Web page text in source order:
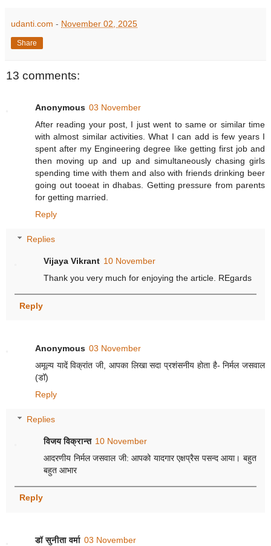
udanti.com - November 02, 2025
Share
13 comments:
Anonymous 03 November
After reading your post, I just went to same or similar time
with almost similar activities. What I can add is few years I
spent after my Engineering degree like getting first job and
then moving up and up and simultaneously chasing girls
spending time with them and also with friends drinking beer
going out tooeat in dhabas. Getting pressure from parents
for getting married.
Reply
Replies
Vijaya Vikrant 10 November
Thank you very much for enjoying the article. REgards
Reply
Anonymous 03 November
अमूल्य यादें विक्रांत जी, आपका लिखा सदा प्रशंसनीय होता है- निर्मल जसवाल
(डॉ)
Reply
Replies
विजय विक्रान्त 10 November
आदरणीय निर्मल जसवाल जी: आपको यादगार एक्षप्रैस पसन्द आया। बहुत
बहुत आभार
Reply
डॉ सुनीता वर्मा 03 November